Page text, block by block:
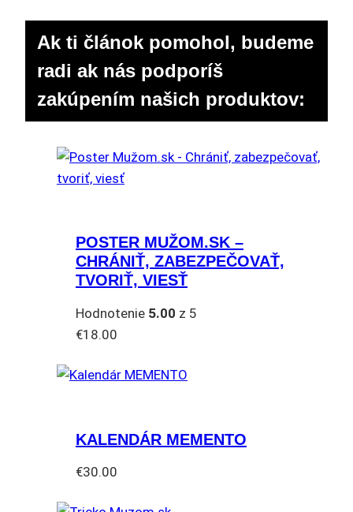
Ak ti článok pomohol, budeme
radi ak nás podporíš
zakúpením našich produktov:
POSTER MUŽOM.SK –
CHRÁNIŤ, ZABEZPEČOVAŤ,
TVORIŤ, VIESŤ
Hodnotenie 5.00 z 5
€18.00
KALENDÁR MEMENTO
€30.00